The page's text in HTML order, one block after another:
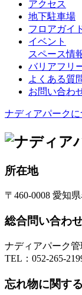
アクセス
地下駐車場
フロアガイ
イベント
スペース情
バリアフリ
よくある質
お問い合わ
ナディアパークに
所在地
〒460-0008 愛知
総合問い合わ
ナディアパーク管
TEL： 052-265-
忘れ物に関す